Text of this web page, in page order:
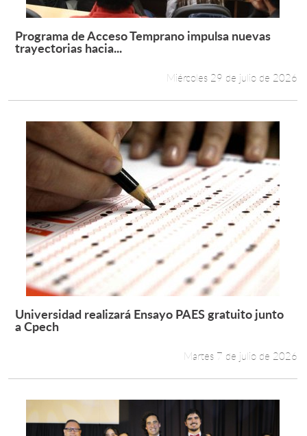
Leer más +
Programa de Acceso Temprano impulsa nuevas
trayectorias hacia...
Miércoles 29 de julio de 2026
Leer más +
Universidad realizará Ensayo PAES gratuito junto
a Cpech
Martes 7 de julio de 2026